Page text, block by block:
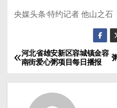
央媒头条·特约记者 他山之石
文
章
河北省雄安新区容城镇金容
南街爱心粥项目每日播报